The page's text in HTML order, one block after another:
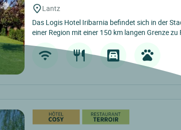
Lantz
Das Logis Hotel Iribarnia befindet sich in der
einer Region mit einer 150 km langen Grenze zu